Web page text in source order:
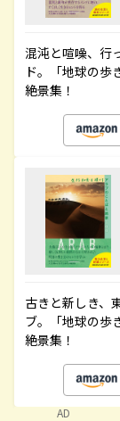
混沌と喧噪、行
ド。「地球の歩
絶景集！
古きと新しき、
ブ。「地球の歩
絶景集！
AD